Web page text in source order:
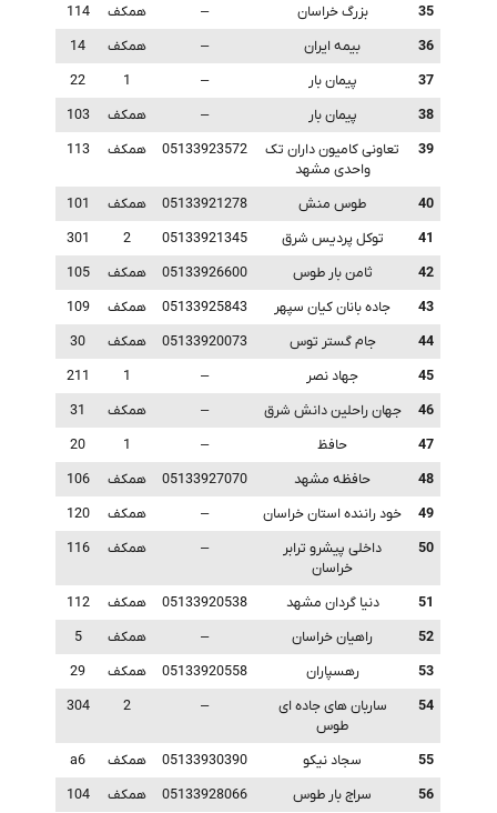
35 بزرگ خراسان – همکف
114
36
بیمه ایران – همکف
14
37
پیمان بار –
1
22
38
پیمان بار – همکف
103
39
تعاونی کامیون داران تک
واحدی مشهد
05133923572 همکف 113
40 طوس منش 05133921278 همکف
101
41
توکل پردیس شرق 05133921345
2
301
42
ثامن بار طوس 05133926600 همکف
105
43
جاده بانان کیان سپهر 05133925843 همکف
109
44
جام گستر توس 05133920073 همکف
30
45
جهاد نصر –
1
211
46
جهان راحلین دانش شرق – همکف
31
47
حافظ –
1
20
48
حافظه مشهد 05133927070 همکف
106
49
خود راننده استان خراسان – همکف
120
50
داخلی پیشرو ترابر
خراسان
– همکف 116
51 دنیا گردان مشهد 05133920538 همکف
112
52
راهیان خراسان – همکف
5
53
رهسپاران 05133920558 همکف
29
54
ساربان های جاده ای
طوس
–
2
304
55 سجاد نیکو 05133930390 همکف
a6
56
سراج بار طوس 05133928066 همکف
104